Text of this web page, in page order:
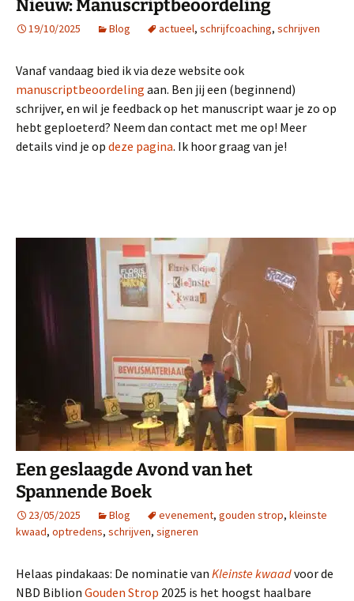
Nieuw: Manuscriptbeoordeling
19/10/2025 Blog actueel, schrijfcoaching, schrijven
Vanaf vandaag bied ik via deze website ook
manuscriptbeoordeling aan. Ben jij een (beginnend)
schrijver, en wil je feedback op het manuscript waar je zo op
hebt geploeterd? Neem dan contact met me op! Meer
details vind je op deze pagina. Ik hoor graag van je!
Een geslaagde Avond van het
Spannende Boek
23/05/2025 Blog evenement, gouden strop, kleinste
kwaad, optredens, schrijven, signeren
Helaas pindakaas: De nominatie van Kleinste kwaadvoor de
NBD Biblion Gouden Strop 2025 is het hoogst haalbare